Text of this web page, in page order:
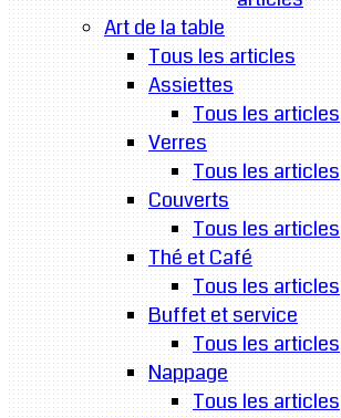
Art de la table
Tous les articles
Assiettes
Tous les articles
Verres
Tous les articles
Couverts
Tous les articles
Thé et Café
Tous les articles
Buffet et service
Tous les articles
Nappage
Tous les articles